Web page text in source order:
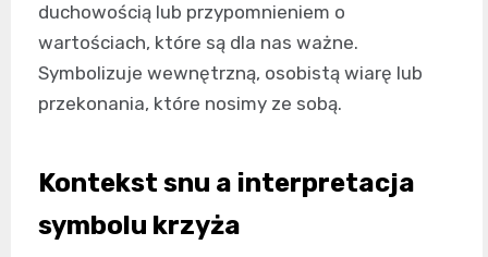
duchowością lub przypomnieniem o
wartościach, które są dla nas ważne.
Symbolizuje wewnętrzną, osobistą wiarę lub
przekonania, które nosimy ze sobą.
Kontekst snu a interpretacja
symbolu krzyża